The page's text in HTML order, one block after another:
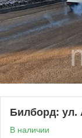
Билборд: ул.
В наличии